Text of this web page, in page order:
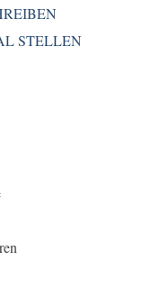
STELLEN